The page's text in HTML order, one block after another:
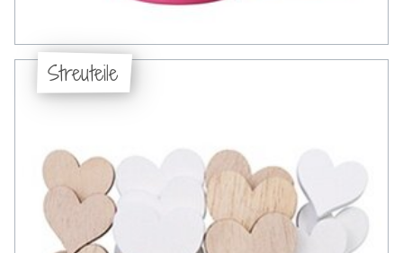
Streuteile